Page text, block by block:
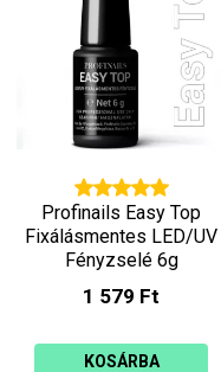
Profinails Easy Top
Fixálásmentes LED/UV
Fényzselé 6g
1 579 Ft
KOSÁRBA